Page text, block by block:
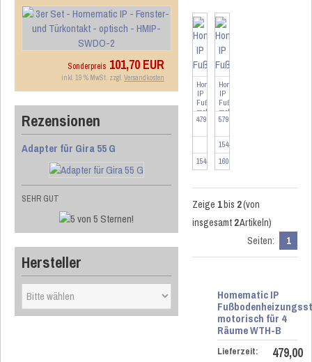
Sonderpreis 101,70 EUR
inkl. 19 % MwSt. zzgl. Versandkosten
Rezensionen
Adapter für Gira 55 G
SEHR GUT
Hersteller
Homematic
IP
Fußbodenheizungssteuerung
mot...
479,00 EUR
154666-SW4
Homematic
IP
Fußbodenheizungssteuerung
mot...
579,00 EUR
154666-SA4
160554-SA4
Zeige 1bis 2(von
insgesamt 2Artikeln)
Seiten:
1
Homematic IP
motorisch für 4
Räume WTH-B
Lieferzeit:
479,00